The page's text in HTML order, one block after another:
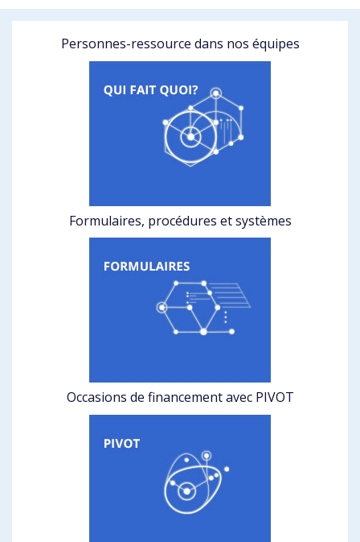
Personnes-ressource dans nos équipes
Formulaires, procédures et systèmes
Occasions de financement avec PIVOT